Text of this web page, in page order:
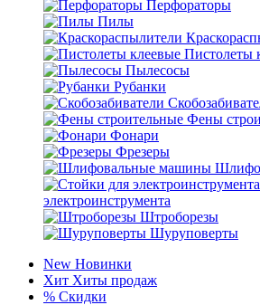
Перфораторы
Пилы
Пистолеты
Пылесосы
Рубанки
Фены
Фонари
Фрезеры
электроинструмента
Штроборезы
Шуруповерты
New Новинки
Хит Хиты продаж
% Скидки